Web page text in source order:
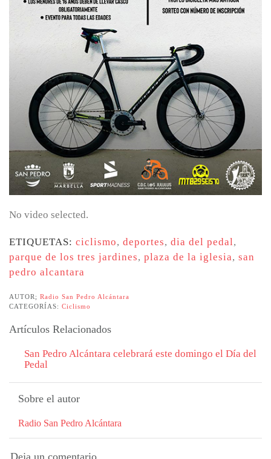
No video selected.
ETIQUETAS: ciclismo, deportes, dia del pedal,
parque de los tres jardines, plaza de la iglesia, san
pedro alcantara
AUTOR; Radio San Pedro Alcántara
CATEGORÍAS: Ciclismo
Artículos Relacionados
San Pedro Alcántara celebrará este domingo el Día del
Pedal
Sobre el autor
Radio San Pedro Alcántara